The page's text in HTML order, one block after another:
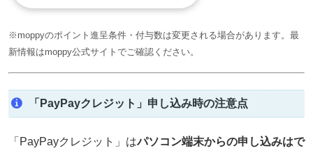
※moppyのポイント進呈条件・付与数は変更される場合があります。最
新情報はmoppy公式サイトでご確認ください。
「PayPayクレジット」申し込み時の注意点
「PayPayクレジット」はパソコン端末からの申し込みはで